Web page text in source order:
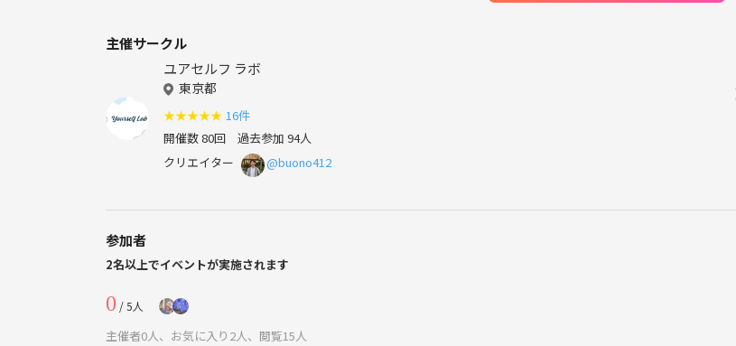
主催サークル
ユアセルフ ラボ
東京都
★★★★★ 16件
開催数 80回 過去参加 94人
クリエイター
@buono412
参加者
2名以上でイベントが実施されます
0 / 5人
主催者0人、お気に入り2人、閲覧15人